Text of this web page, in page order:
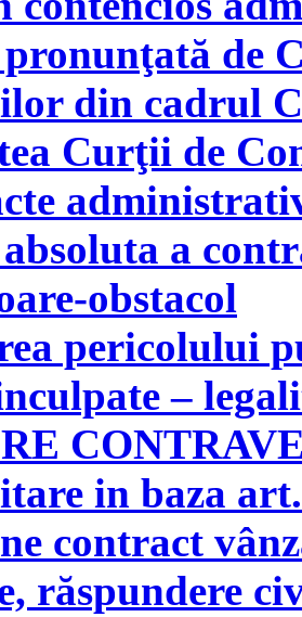
de
din cadrul
Curţii de
a
obstacol
pericolului
–
in baza
contract
răspundere